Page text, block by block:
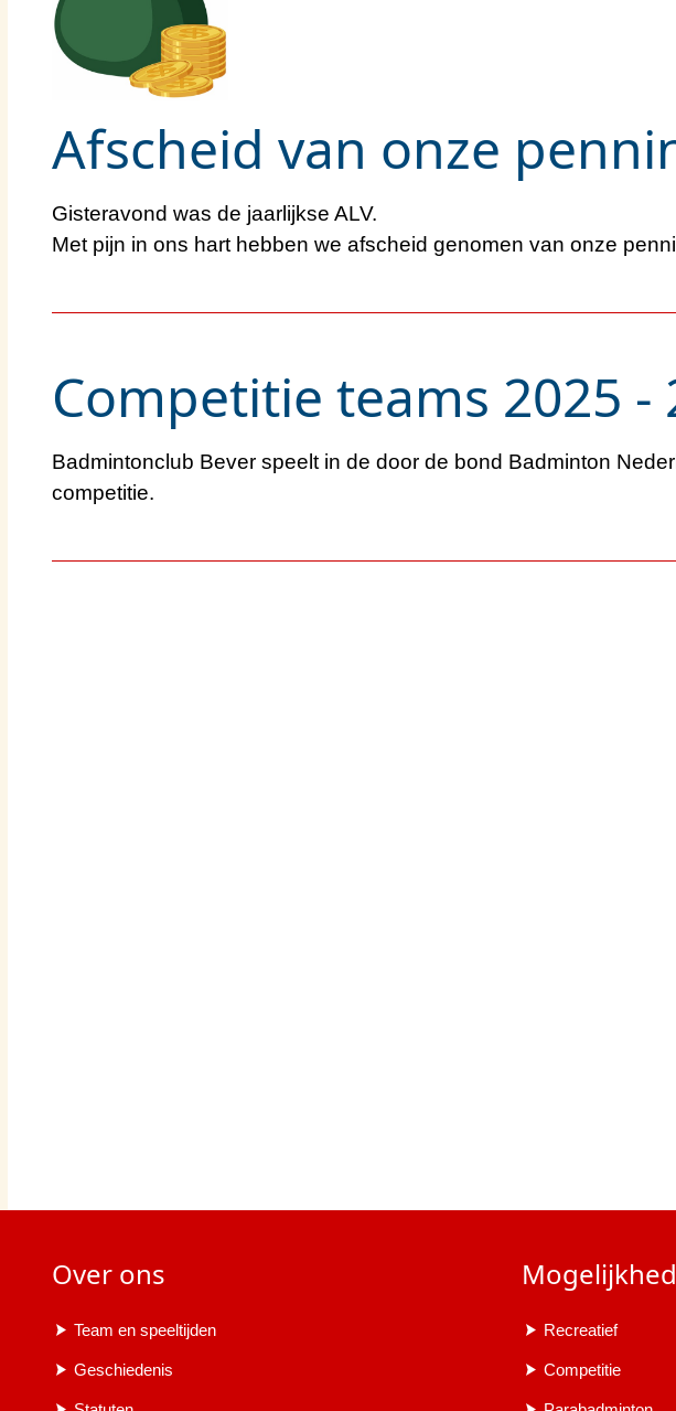
Afscheid van onze
Gisteravond was de jaarlijkse ALV.
Met pijn in ons hart hebben we afscheid genomen van onze
Competitie teams 2025 -
Badmintonclub Bever speelt in de door de bond Badminton
competitie.
Over ons
Team en speeltijden
Geschiedenis
Recreatief
Competitie